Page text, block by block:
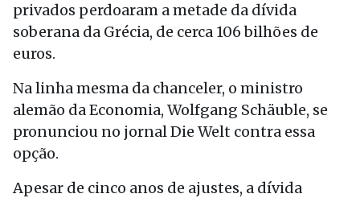
privados perdoaram a metade da dívida
soberana da Grécia, de cerca 106 bilhões de
euros.
Na linha mesma da chanceler, o ministro
alemão da Economia, Wolfgang Schäuble, se
pronunciou no jornal Die Welt contra essa
opção.
Apesar de cinco anos de ajustes, a dívida